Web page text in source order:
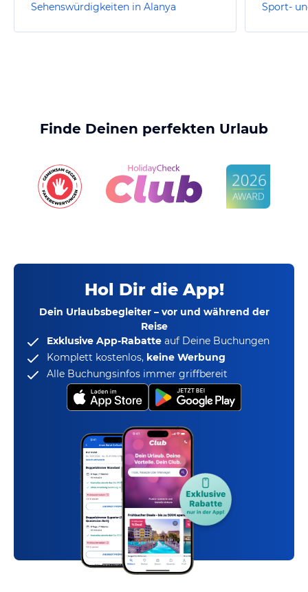
Sehenswürdigkeiten in Alanya Sport-
Finde Deinen perfekten Urlaub
Hol Dir die App!
Dein Urlaubsbegleiter – vor und während der
Reise
Exklusive App-Rabatte auf Deine Buchungen
Komplett kostenlos, keine Werbung
Alle Buchungsinfos immer griffbereit